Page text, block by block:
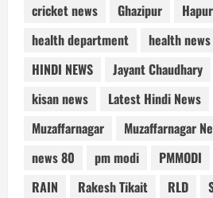
cricket news
Ghazipur Hapur
health department
health news
HINDI NEWS
Jayant Chaudhary
kisan news
Latest Hindi News
Muzaffarnagar
Muzaffarnagar
news 80
pm modi PMMODI
RAIN
Rakesh Tikait RLD